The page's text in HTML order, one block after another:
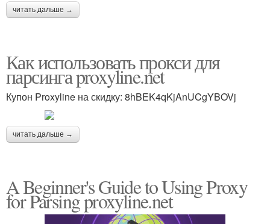
читать дальше →
Как использовать прокси для
парсинга proxyline.net
Купон Proxyline на скидку: 8hBEK4qKjAnUCgYBOVj
читать дальше →
A Beginner's Guide to Using Proxy
for Parsing proxyline.net